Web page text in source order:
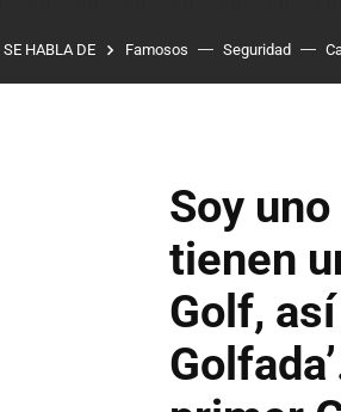
SE HABLA DE Famosos Seguridad
Soy
tienen
Golf,